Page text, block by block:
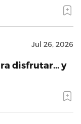
Jul 26, 2026
disfrutar… y